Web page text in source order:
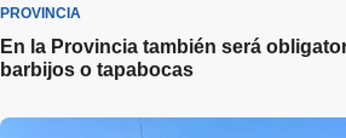
PROVINCIA
En la Provincia también será
barbijos o tapabocas